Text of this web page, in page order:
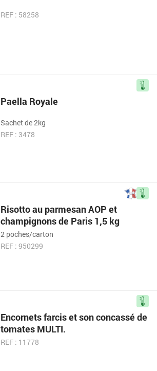
REF : 58258
Paella Royale
Sachet de 2kg
REF : 3478
Risotto au parmesan AOP et
champignons de Paris 1,5 kg
2 poches/carton
REF : 950299
Encornets farcis et son concassé de
tomates MULTI.
REF : 11778